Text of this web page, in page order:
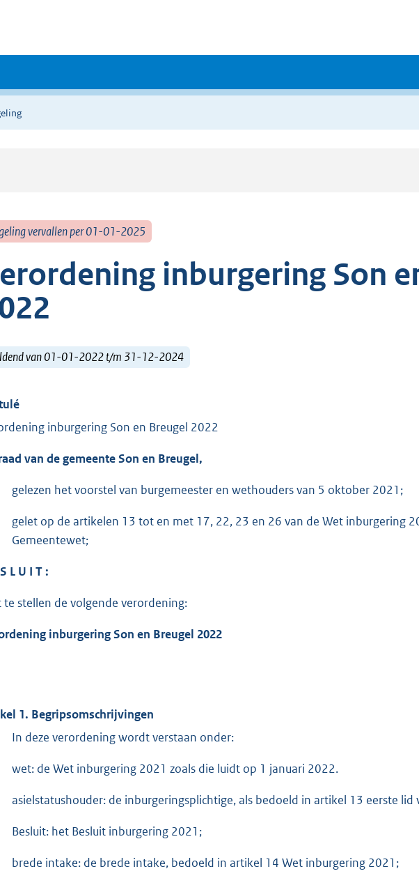
vervallen per 01-01-2025
inburgering Son
van 01-01-2022 t/m 31-12-2024
inburgering Son en Breugel 2022
van de gemeente Son en Breugel,
gelezen het voorstel van burgemeester en wethouders van 5 oktober 2021;
gelet op de artikelen 13 tot en met 17, 22, 23 en 26 van de Wet inburgering
Gemeentewet;
L U I T :
te stellen de volgende verordening:
inburgering Son en Breugel 2022
1. Begripsomschrijvingen
In deze verordening wordt verstaan onder:
wet: de Wet inburgering 2021 zoals die luidt op 1 januari 2022.
asielstatushouder: de inburgeringsplichtige, als bedoeld in artikel 13 eerste
Besluit: het Besluit inburgering 2021;
brede intake: de brede intake, bedoeld in artikel 14 Wet inburgering 2021;